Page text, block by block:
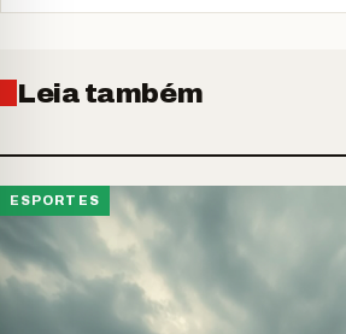
Leia também
ESPORTES